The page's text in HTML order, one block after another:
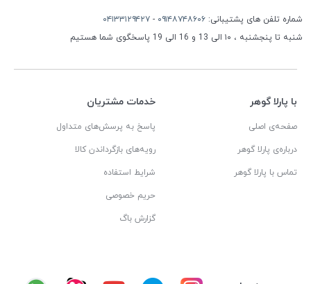
شماره تلفن های پشتیبانی: ۰۹۱۴۸۷۴۸۶۰۶ - ۰۴۱۳۳۱۲۹۴۲۷
شنبه تا پنجشنبه ، ۱۰ الی 13 و 16 الی 19 پاسخگوی شما هستیم
با پارلا گوهر
صفحه‌ی اصلی
درباره‌ی پارلا گوهر
تماس با پارلا گوهر
خدمات مشتریان
پاسخ به پرسش‌های متداول
رویه‌های بازگرداندن کالا
شرایط استفاده
حریم خصوصی
گزارش باگ